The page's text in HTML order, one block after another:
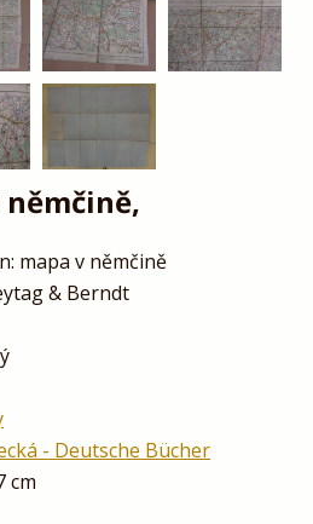
mapa v němčině
& Berndt
- Deutsche Bücher
cm